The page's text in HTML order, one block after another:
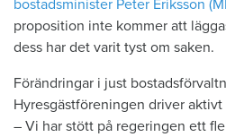
bostadsminister Peter Eriksson
proposition inte kommer att
dess har det varit tyst om saken.
Förändringar i just
Hyresgästföreningen driver aktivt
– Vi har stött på regeringen ett